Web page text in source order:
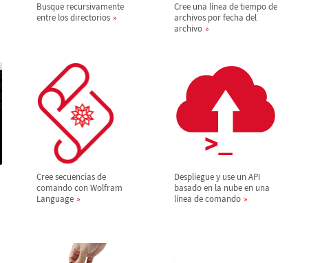
Busque recursivamente
entre los directorios
Cree una línea de tiempo de
archivos por fecha del
archivo
Cree secuencias de
comando con Wolfram
Language
Despliegue y use un API
basado en la nube en una
línea de comando